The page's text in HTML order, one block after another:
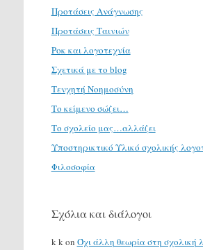
Προτάσεις Ανάγνωσης
Προτάσεις Ταινιών
Ροκ και λογοτεχνία
Σχετικά με το blog
Τενχητή Νοημοσύνη
Το κείμενο σώζει…
Το σχολείο μας…αλλάζει
Υποστηρικτικό Υλικό σχολικής
Φιλοσοφία
Σχόλια και διάλογοι
k kon Όχι άλλη θεωρία στη σχολική